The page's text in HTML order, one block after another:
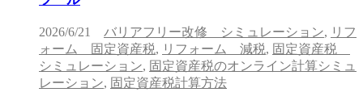
2026/6/21 バリアフリー改修 シミュレーション, リフ
ォーム 固定資産税, リフォーム 減税, 固定資産税
シミュレーション, 固定資産税のオンライン計算シミュ
レーション, 固定資産税計算方法